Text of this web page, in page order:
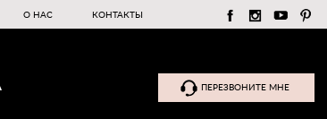
О НАС КОНТАКТЫ
ПЕРЕЗВОНИТЕ МНЕ